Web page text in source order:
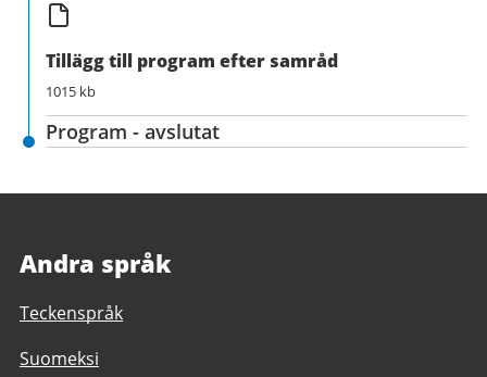
Tillägg till program efter samråd
1015 kb
Program - avslutat
Andra språk
Teckenspråk
Suomeksi